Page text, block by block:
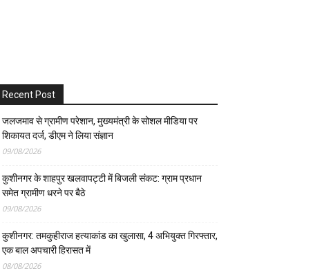
Recent Post
जलजमाव से ग्रामीण परेशान, मुख्यमंत्री के सोशल मीडिया पर
शिकायत दर्ज, डीएम ने लिया संज्ञान
09/08/2026
कुशीनगर के शाहपुर खलवापट्टी में बिजली संकट: ग्राम प्रधान
समेत ग्रामीण धरने पर बैठे
09/08/2026
कुशीनगर: तमकुहीराज हत्याकांड का खुलासा, 4 अभियुक्त गिरफ्तार,
एक बाल अपचारी हिरासत में
08/08/2026